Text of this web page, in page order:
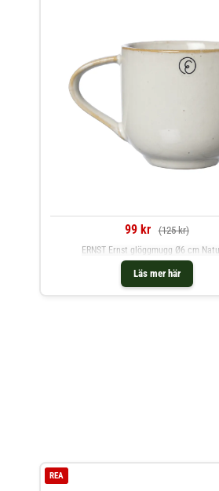
99 kr (125 kr)
Läs mer här
ERNST Ernst glöggmugg Ø6 cm
REA